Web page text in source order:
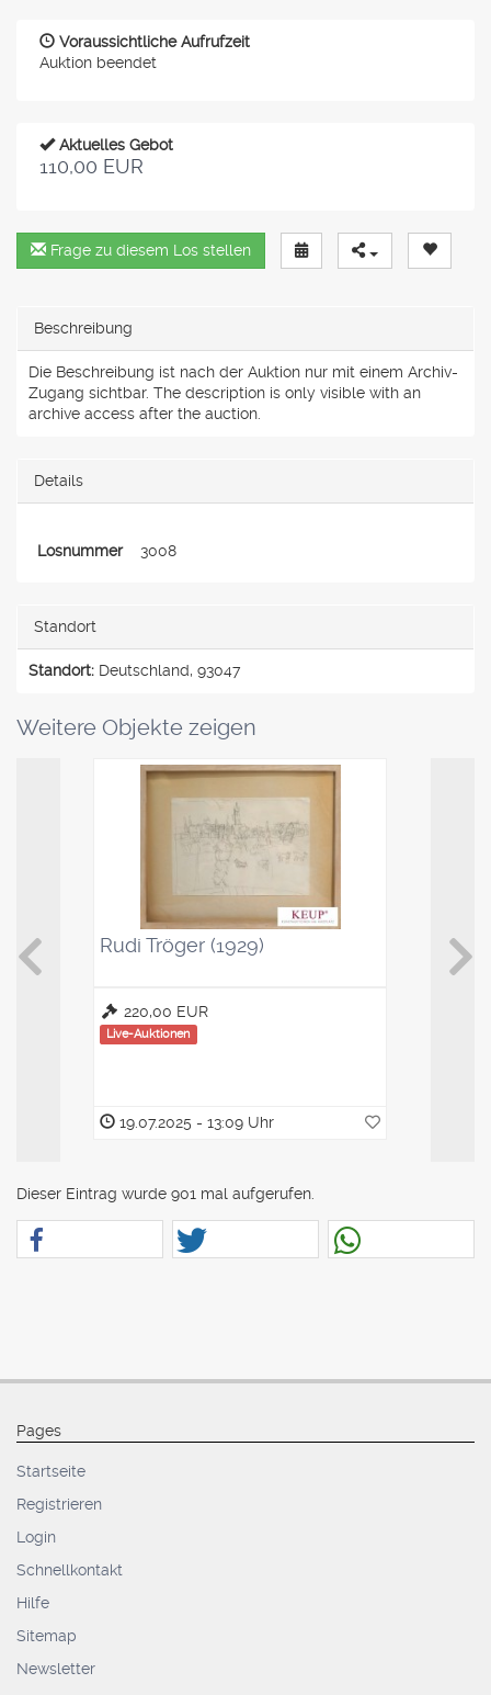
Voraussichtliche Aufrufzeit
Auktion beendet
Aktuelles Gebot
110,00 EUR
Frage zu diesem Los stellen
Beschreibung
Die Beschreibung ist nach der Auktion nur mit einem Archiv-
Zugang sichtbar. The description is only visible with an
archive access after the auction.
Details
Losnummer 3008
Standort
Standort: Deutschland, 93047
Weitere Objekte zeigen
Rudi Tröger (1929)
220,00 EUR
Live-Auktionen
19.07.2025 - 13:09 Uhr
Dieser Eintrag wurde 901 mal aufgerufen.
Pages
Startseite
Registrieren
Login
Schnellkontakt
Hilfe
Sitemap
Newsletter